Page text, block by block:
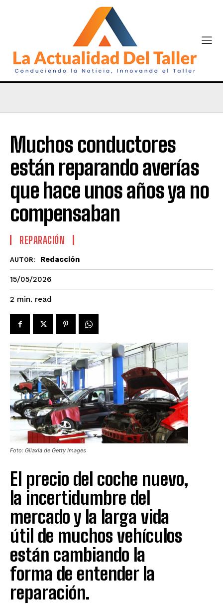
Muchos conductores
están reparando averías
que hace unos años ya no
compensaban
REPARACIÓN
AUTOR: Redacción
15/05/2026
2 min. read
Foto: Gilaxia de Getty Images
El precio del coche nuevo,
la incertidumbre del
mercado y la larga vida
útil de muchos vehículos
están cambiando la
forma de entender la
reparación.